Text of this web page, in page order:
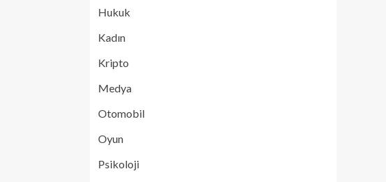
Hukuk
Kadın
Kripto
Medya
Otomobil
Oyun
Psikoloji